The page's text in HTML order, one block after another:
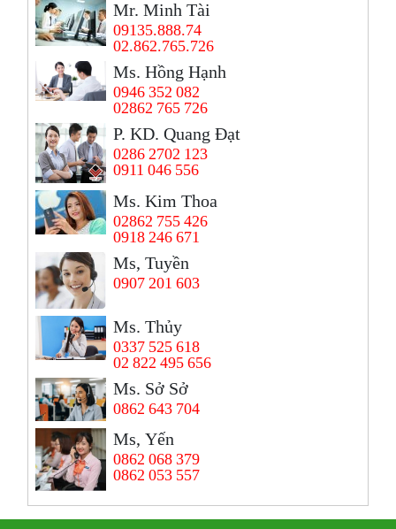
Mr. Minh Tài
09135.888.74
02.862.765.726
Ms. Hồng Hạnh
0946 352 082
02862 765 726
P. KD. Quang Đạt
0286 2702 123
0911 046 556
Ms. Kim Thoa
02862 755 426
0918 246 671
Ms, Tuyền
0907 201 603
Ms. Thủy
0337 525 618
02 822 495 656
Ms. Sở Sở
0862 643 704
Ms, Yến
0862 068 379
0862 053 557